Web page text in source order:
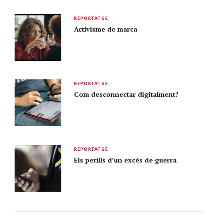
REPORTATGE
Activisme de marca
REPORTATGE
Com desconnectar digitalment?
REPORTATGE
Els perills d’un excés de guerra